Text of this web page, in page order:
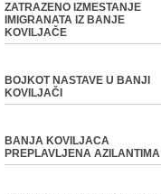
ZATRAZENO IZMESTANJE
IMIGRANATA IZ BANJE
KOVILJAČE
BOJKOT NASTAVE U BANJI
KOVILJAČI
BANJA KOVILJACA
PREPLAVLJENA AZILANTIMA